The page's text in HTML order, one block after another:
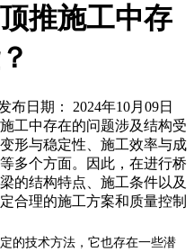
推施工中存
日期： 2024年10月09日
工中存在的问题涉及结构受
形与稳定性、施工效率与成
多个方面。因此，在进行桥
的结构特点、施工条件以及
合理的施工方案和质量控制
技术方法，它也存在一些潜